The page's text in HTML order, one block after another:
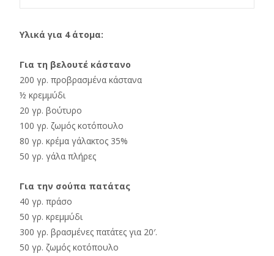
Υλικά για 4 άτομα:
Για τη βελουτέ κάστανο
200 γρ. προβρασμένα κάστανα
½ κρεμμύδι
20 γρ. βούτυρο
100 γρ. ζωμός κοτόπουλο
80 γρ. κρέμα γάλακτος 35%
50 γρ. γάλα πλήρες
Για την σούπα πατάτας
40 γρ. πράσο
50 γρ. κρεμμύδι
300 γρ. βρασμένες πατάτες για 20′.
50 γρ. ζωμός κοτόπουλο